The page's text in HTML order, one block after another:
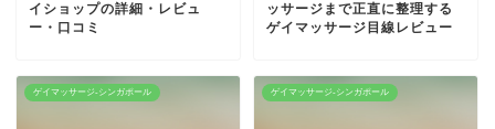
イショップの詳細・レビュ
ー・口コミ
ッサージまで正直に整理する
ゲイマッサージ目線レビュー
ゲイマッサージ-シンガポール ゲイマッサージ-シンガポール